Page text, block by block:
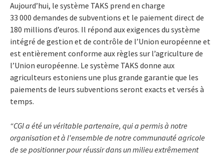
Aujourd’hui, le système TAKS prend en charge
33 000 demandes de subventions et le paiement direct de
180 millions d’euros. Il répond aux exigences du système
intégré de gestion et de contrôle de l’Union européenne et
est entièrement conforme aux règles sur l’agriculture de
l’Union européenne. Le système TAKS donne aux
agriculteurs estoniens une plus grande garantie que les
paiements de leurs subventions seront exacts et versés à
temps.
“CGI a été un véritable partenaire, qui a permis à notre
organisation et à l'ensemble de notre communauté agricole
de se positionner pour réussir dans un milieu extrêmement